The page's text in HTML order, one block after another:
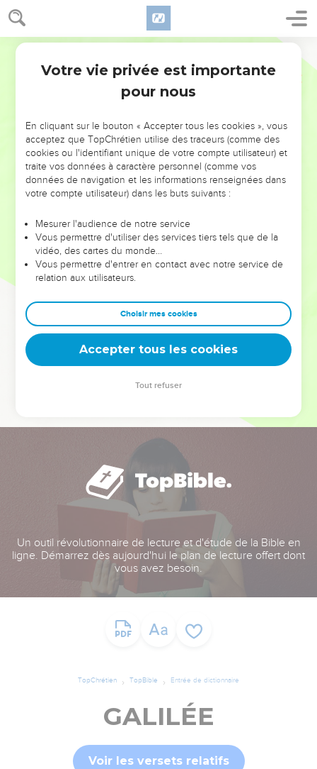
NE MANQUEZ PAS L’ÉVÉNEMENT
DE L’ANNÉE !
ET SI LEURS ERREURS POUVAIENT VOUS ÉVITER LES
VOTRES ?
leur foi ou leur vision. Mais on voit moins les doutes, les erreurs
et les saisons difficiles qu'ils ont traversés, alors même que ce
sont elles qui les ont façonnés.
Dans cette conférence, leaders, entrepreneurs, et responsables
clés pour avancer avec plus de sagesse afin que leurs erreurs
deviennent vos tremplins. Que vous guidiez un ministère, une
équipe, un groupe ou une famille, leur expérience est faite
Un outil révolutionnaire de lecture et d'étude de la Bible en
ligne. Démarrez dès aujourd'hui le plan de lecture offert dont
vous avez besoin.
TopChrétien TopBible Entrée de dictionnaire
GALILÉE
Voir les versets relatifs
Votre vie privée est importante
pour nous
En cliquant sur le bouton « Accepter tous les cookies », vous
acceptez que TopChrétien utilise des traceurs (comme des
cookies ou l'identifiant unique de votre compte utilisateur) et
traite vos données à caractère personnel (comme vos
données de navigation et les informations renseignées dans
votre compte utilisateur) dans les buts suivants :
Mesurer l'audience de notre service
Vous permettre d'utiliser des services tiers tels que de la
vidéo, des cartes du monde…
Vous permettre d'entrer en contact avec notre service de
relation aux utilisateurs.
Choisir mes cookies
Accepter tous les cookies
Tout refuser